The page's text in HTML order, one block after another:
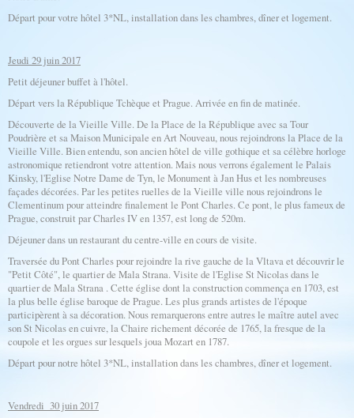
Départ pour votre hôtel 3*NL, installation dans les chambres, dîner et logement.
Jeudi 29 juin 2017
Petit déjeuner buffet à l'hôtel.
Départ vers la République Tchèque et Prague. Arrivée en fin de matinée.
Découverte de la Vieille Ville. De la Place de la République avec sa Tour
Poudrière et sa Maison Municipale en Art Nouveau, nous rejoindrons la Place de la
Vieille Ville. Bien entendu, son ancien hôtel de ville gothique et sa célèbre horloge
astronomique retiendront votre attention. Mais nous verrons également le Palais
Kinsky, l'Eglise Notre Dame de Tyn, le Monument à Jan Hus et les nombreuses
façades décorées. Par les petites ruelles de la Vieille ville nous rejoindrons le
Clementinum pour atteindre finalement le Pont Charles. Ce pont, le plus fameux de
Prague, construit par Charles IV en 1357, est long de 520m.
Déjeuner dans un restaurant du centre-ville en cours de visite.
Traversée du Pont Charles pour rejoindre la rive gauche de la Vltava et découvrir le
"Petit Côté", le quartier de Mala Strana. Visite de l'Eglise St Nicolas dans le
quartier de Mala Strana . Cette église dont la construction commença en 1703, est
la plus belle église baroque de Prague. Les plus grands artistes de l'époque
participèrent à sa décoration. Nous remarquerons entre autres le maître autel avec
son St Nicolas en cuivre, la Chaire richement décorée de 1765, la fresque de la
coupole et les orgues sur lesquels joua Mozart en 1787.
Départ pour notre hôtel 3*NL, installation dans les chambres, dîner et logement.
Vendredi 30 juin 2017